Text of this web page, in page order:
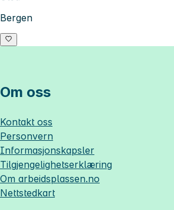
Bergen
Om oss
Kontakt oss
Personvern
Informasjonskapsler
Tilgjengelighetserklæring
Om arbeidsplassen.no
Nettstedkart